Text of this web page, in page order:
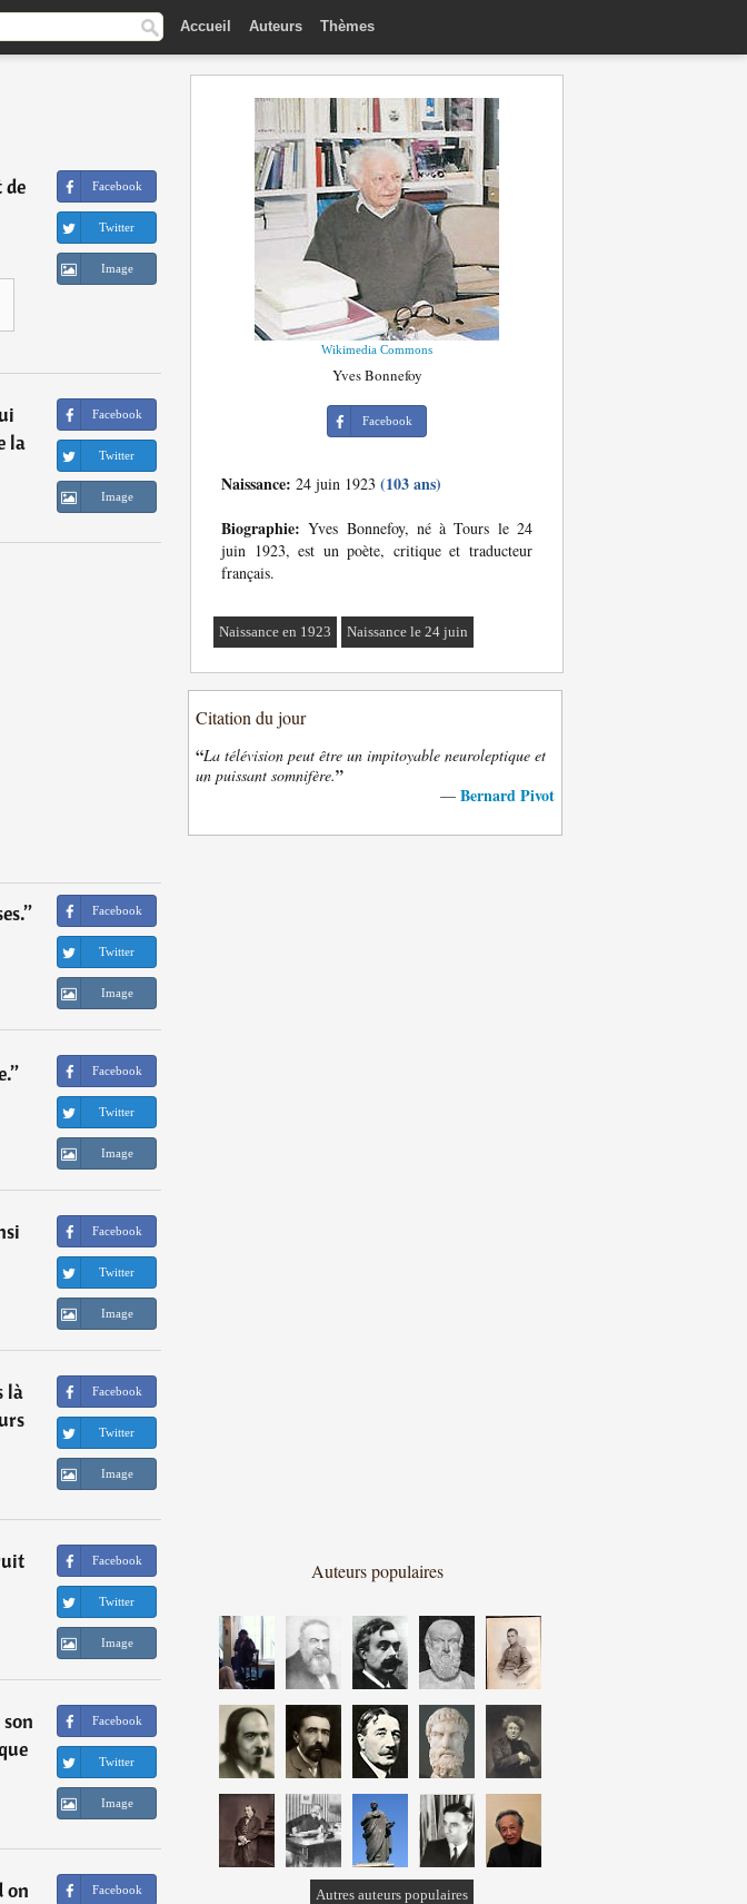
Accueil Auteurs Thèmes
de
Facebook
Twitter
Image
la
Facebook
Twitter
Image
”
Facebook
Twitter
Image
”
Facebook
Twitter
Image
Facebook
Twitter
Image
là
Facebook
Twitter
Image
Facebook
Twitter
Image
Facebook
Twitter
Image
on
Facebook
Wikimedia Commons
Yves Bonnefoy
Facebook
Naissance: 24 juin 1923 (103 ans)
Biographie: Yves Bonnefoy, né à Tours le 24
juin 1923, est un poète, critique et traducteur
français.
Naissance en 1923 Naissance le 24 juin
Citation du jour
“La télévision peut être un impitoyable neuroleptique et
un puissant somnifère.”
— Bernard Pivot
Auteurs populaires
Autres auteurs populaires